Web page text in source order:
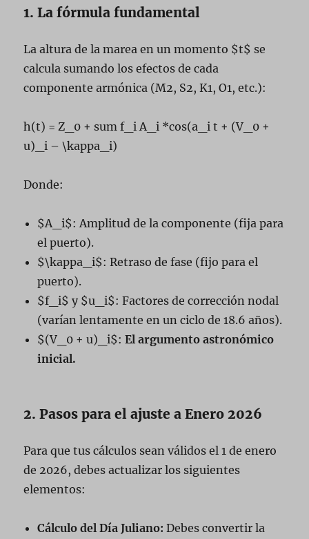
1. La fórmula fundamental
La altura de la marea en un momento $t$ se
calcula sumando los efectos de cada
componente armónica (M2, S2, K1, O1, etc.):
h(t) = Z_0 + sum f_i A_i *cos(a_i t + (V_0 +
u)_i – \kappa_i)
Donde:
$A_i$: Amplitud de la componente (fija para
el puerto).
$\kappa_i$: Retraso de fase (fijo para el
puerto).
$f_i$ y $u_i$: Factores de corrección nodal
(varían lentamente en un ciclo de 18.6 años).
$(V_0 + u)_i$:El argumento astronómico
inicial.
2. Pasos para el ajuste a Enero 2026
Para que tus cálculos sean válidos el 1 de enero
de 2026, debes actualizar los siguientes
elementos:
Cálculo del Día Juliano: Debes convertir la